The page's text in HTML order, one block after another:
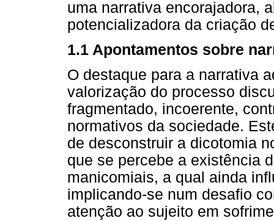
uma narrativa encorajadora,
potencializadora da criação
1.1 Apontamentos sobre
O destaque para a narrativa
valorização do processo
fragmentado, incoerente,
normativos da sociedade.
de desconstruir a dicotomia
que se percebe a existência
manicomiais, a qual ainda
implicando-se num desafio
atenção ao sujeito em